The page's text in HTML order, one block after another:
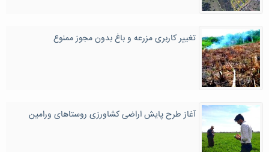
تغییر کاربری مزرعه و باغ بدون مجوز ممنوع
آغاز طرح پایش اراضی کشاورزی روستاهای ورامین